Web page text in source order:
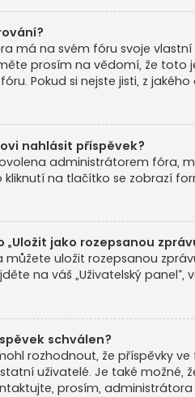
má na svém fóru svoje
prosím na vědomí, že
Pokud si nejste jisti, z
nahlásit příspěvek?
administrátorem fóra,
kliknutí na tlačítko se zobrazí
jako rozepsanou
uložit rozepsanou
na váš „Uživatelský
schválen?
rozhodnout, že příspěvky
uživatelé. Je také možné,
prosím,